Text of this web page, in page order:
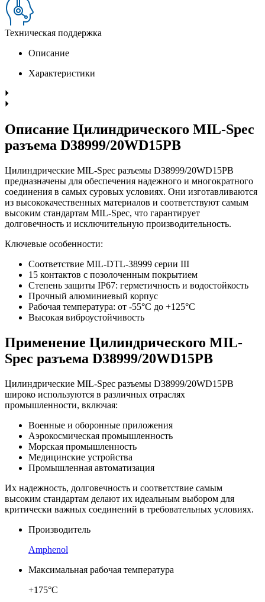
Техническая поддержка
Описание
Характеристики
Описание Цилиндрического MIL-Spec
разъема D38999/20WD15PB
Цилиндрические MIL-Spec разъемы D38999/20WD15PB
предназначены для обеспечения надежного и многократного
соединения в самых суровых условиях. Они изготавливаются
из высококачественных материалов и соответствуют самым
высоким стандартам MIL-Spec, что гарантирует
долговечность и исключительную производительность.
Ключевые особенности:
Соответствие MIL-DTL-38999 серии III
15 контактов с позолоченным покрытием
Степень защиты IP67: герметичность и водостойкость
Прочный алюминиевый корпус
Рабочая температура: от -55°C до +125°C
Высокая виброустойчивость
Применение Цилиндрического MIL-
Spec разъема D38999/20WD15PB
Цилиндрические MIL-Spec разъемы D38999/20WD15PB
широко используются в различных отраслях
промышленности, включая:
Военные и оборонные приложения
Аэрокосмическая промышленность
Морская промышленность
Медицинские устройства
Промышленная автоматизация
Их надежность, долговечность и соответствие самым
высоким стандартам делают их идеальным выбором для
критически важных соединений в требовательных условиях.
Производитель
Amphenol
Максимальная рабочая температура
+175°C